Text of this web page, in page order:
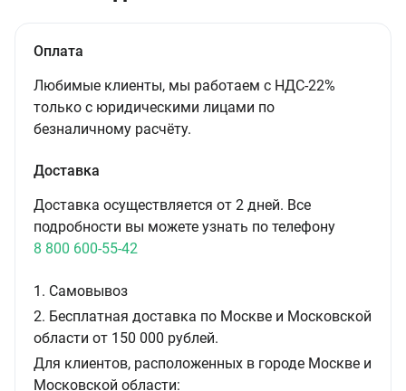
Оплата
Любимые клиенты, мы работаем с НДС-22%
только с юридическими лицами по
безналичному расчёту.
Доставка
Доставка осуществляется от 2 дней. Все
подробности вы можете узнать по телефону
8 800 600-55-42
1. Самовывоз
2. Бесплатная доставка по Москве и Московской
области от 150 000 рублей.
Для клиентов, расположенных в городе Москве и
Московской области: